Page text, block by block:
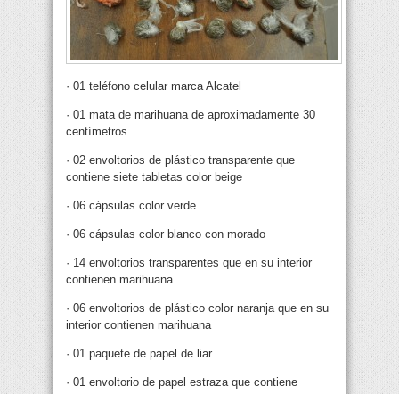
· 01 teléfono celular marca Alcatel
· 01 mata de marihuana de aproximadamente 30
centímetros
· 02 envoltorios de plástico transparente que
contiene siete tabletas color beige
· 06 cápsulas color verde
· 06 cápsulas color blanco con morado
· 14 envoltorios transparentes que en su interior
contienen marihuana
· 06 envoltorios de plástico color naranja que en su
interior contienen marihuana
· 01 paquete de papel de liar
· 01 envoltorio de papel estraza que contiene